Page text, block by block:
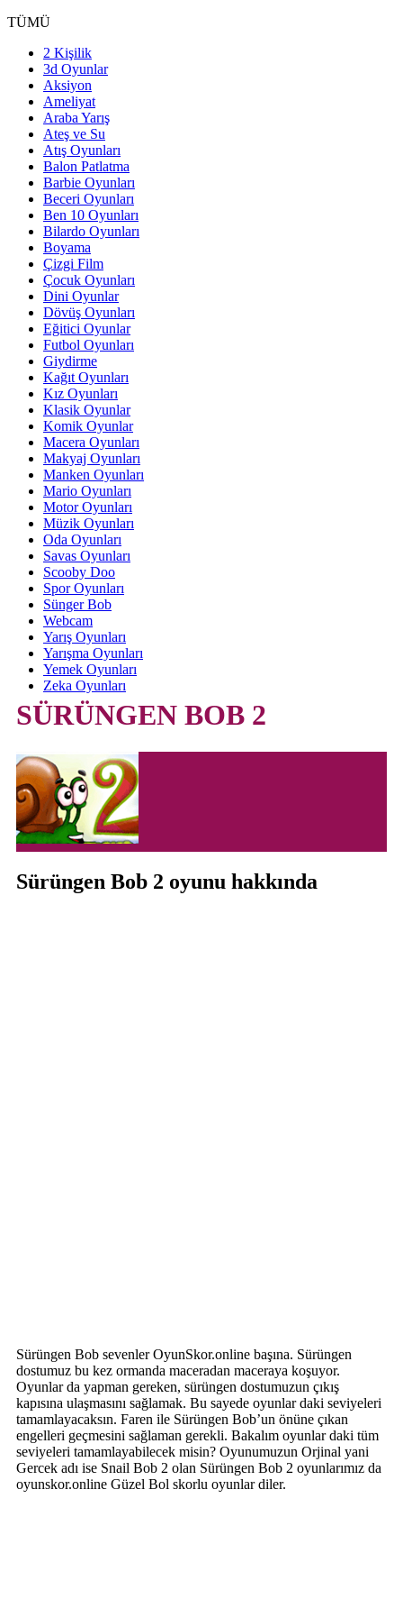
TÜMÜ
2 Kişilik
3d Oyunlar
Aksiyon
Ameliyat
Araba Yarış
Ateş ve Su
Atış Oyunları
Balon Patlatma
Barbie Oyunları
Beceri Oyunları
Ben 10 Oyunları
Bilardo Oyunları
Boyama
Çizgi Film
Çocuk Oyunları
Dini Oyunlar
Dövüş Oyunları
Eğitici Oyunlar
Futbol Oyunları
Giydirme
Kağıt Oyunları
Kız Oyunları
Klasik Oyunlar
Komik Oyunlar
Macera Oyunları
Makyaj Oyunları
Manken Oyunları
Mario Oyunları
Motor Oyunları
Müzik Oyunları
Oda Oyunları
Savas Oyunları
Scooby Doo
Spor Oyunları
Sünger Bob
Webcam
Yarış Oyunları
Yarışma Oyunları
Yemek Oyunları
Zeka Oyunları
SÜRÜNGEN BOB 2
Sürüngen Bob 2 oyunu hakkında
Sürüngen Bob sevenler OyunSkor.online başına. Sürüngen
dostumuz bu kez ormanda maceradan maceraya koşuyor.
Oyunlar da yapman gereken, sürüngen dostumuzun çıkış
kapısına ulaşmasını sağlamak. Bu sayede oyunlar daki seviyeleri
tamamlayacaksın. Faren ile Sürüngen Bob’un önüne çıkan
engelleri geçmesini sağlaman gerekli. Bakalım oyunlar daki tüm
seviyeleri tamamlayabilecek misin? Oyunumuzun Orjinal yani
Gercek adı ise Snail Bob 2 olan Sürüngen Bob 2 oyunlarımız da
oyunskor.online Güzel Bol skorlu oyunlar diler.